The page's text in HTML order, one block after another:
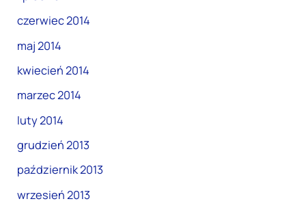
czerwiec 2014
maj 2014
kwiecień 2014
marzec 2014
luty 2014
grudzień 2013
październik 2013
wrzesień 2013